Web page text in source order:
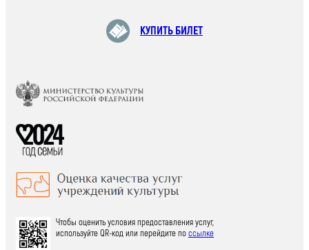
КУПИТЬ БИЛЕТ
Чтобы оценить условия предоставления услуг,
используйте QR-код или перейдите поссылке